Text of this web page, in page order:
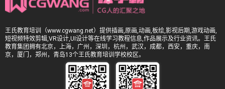
王氏教育培训（www.cgwang.net）提供插画,原画,动画,板绘,影视后期,游戏动画,
短视频特效剪辑,VR设计,UI设计等在线学习教程信息,作品展示及行业资讯。王氏
教育集团拥有北京，上海，广州，深圳，杭州，武汉，成都，西安，重庆，南
京，厦门，郑州，青岛13个王氏教育培训学校校区。